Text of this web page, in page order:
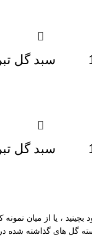
سبد گل
سبد گل
بچینید ، یا از میان
دسته گل های گذاشته